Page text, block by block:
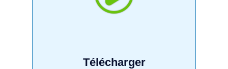
Télécharger